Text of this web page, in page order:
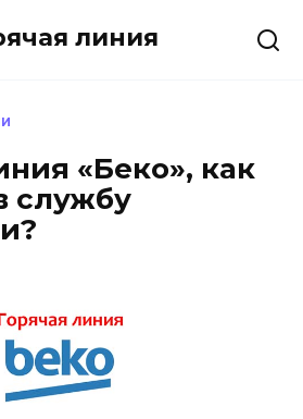
линия
«Беко», как
службу